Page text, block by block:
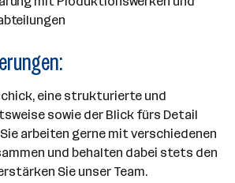
eine strukturierte und
sowie der Blick fürs Detail
arbeiten gerne mit verschiedenen
und behalten dabei stets den
Sie unser Team.